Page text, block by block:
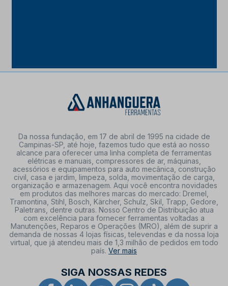
Da nossa fundação, em 17 de abril de 1995 na cidade de
Campinas-SP, até hoje, fazemos tudo que está ao nosso
alcance para oferecer uma linha completa de ferramentas
elétricas e manuais, compressores de ar, máquinas,
acessórios e equipamentos para auto mecânica, construção
civil, casa e jardim, limpeza, solda, movimentação de carga,
organização e armazenagem. Aqui você encontra novidades
em produtos das melhores marcas do mercado: Dremel,
Tramontina, Stihl, Bosch, Kärcher, Schulz, Skil, Trapp, Gedore,
Paletrans, dentre outras. Nosso Centro de Distribuição atua
com excelência para fornecer ferramentas voltadas a
Manutenções, Reparos e Operações (MRO), além de suprir a
demanda de nossas 4 lojas físicas, televendas e da nossa loja
virtual, que já atendeu mais de 1,3 milhão de pedidos em todo
país. Ver mais
SIGA NOSSAS REDES